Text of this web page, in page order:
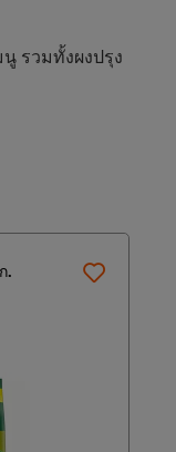
รวมทั้งผงปรุง
.